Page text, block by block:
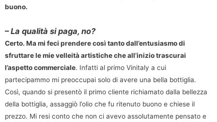
buono.
– La qualità si paga, no?
Certo. Ma mi feci prendere così tanto dall’entusiasmo di
sfruttare le mie velleità artistiche che all’inizio trascurai
l’aspetto commerciale. Infatti al primo Vinitaly a cui
partecipammo mi preoccupai solo di avere una bella bottiglia.
Così, quando si presentò il primo cliente richiamato dalla bellezza
della bottiglia, assaggiò l’olio che fu ritenuto buono e chiese il
prezzo. Mi resi conto che non ci avevo assolutamente pensato e